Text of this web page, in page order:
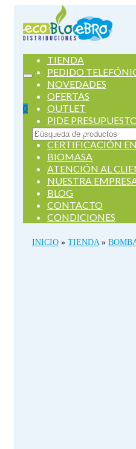
0
Buscar
por:
TIENDA
PEDIDO
NOVEDADES
OFERTAS
OUTLET
PIDE
SERVICIOS
CERTIFICACIÓN
BIOMASA
ATENCIÓN AL
NUESTRA
BLOG
CONTACTO
CONDICIONES
INICIO » TIENDA »